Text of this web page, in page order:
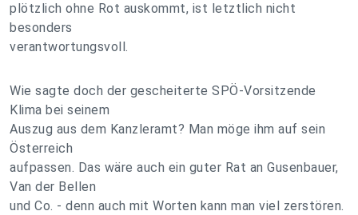
plötzlich ohne Rot auskommt, ist letztlich nicht
besonders
verantwortungsvoll.
Wie sagte doch der gescheiterte SPÖ-Vorsitzende
Klima bei seinem
Auszug aus dem Kanzleramt? Man möge ihm auf sein
Österreich
aufpassen. Das wäre auch ein guter Rat an Gusenbauer,
Van der Bellen
und Co. - denn auch mit Worten kann man viel zerstören.